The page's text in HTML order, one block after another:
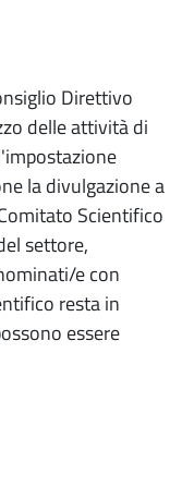
Direttivo
delle attività di
la divulgazione a
Scientifico
settore,
e con
resta in
essere